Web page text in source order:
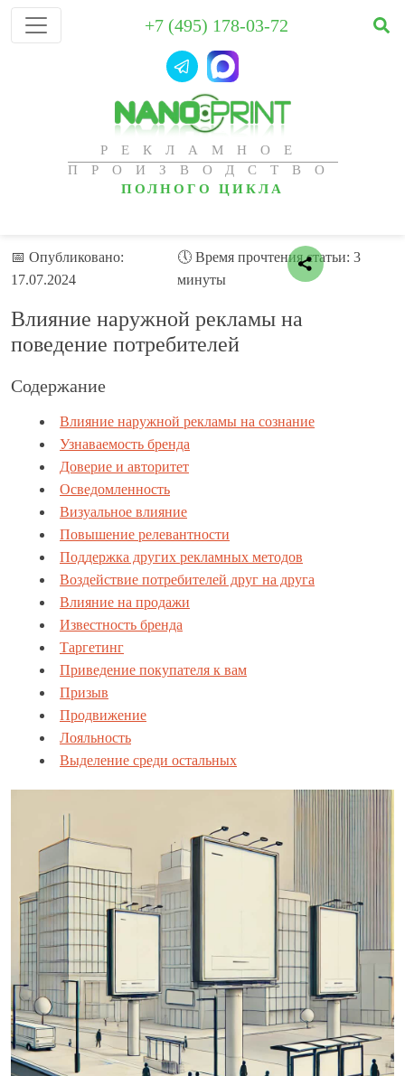
РЕКЛАМНОЕ
ПРОИЗВОДСТВО
ПОЛНОГО ЦИКЛА
+7 (495) 178-03-72
📅 Опубликовано:
17.07.2024
🕔 Время прочтения статьи: 3
минуты
Влияние наружной рекламы на
поведение потребителей
Содержание
Влияние наружной рекламы на сознание
Узнаваемость бренда
Доверие и авторитет
Осведомленность
Визуальное влияние
Повышение релевантности
Поддержка других рекламных методов
Воздействие потребителей друг на друга
Влияние на продажи
Известность бренда
Таргетинг
Приведение покупателя к вам
Призыв
Продвижение
Лояльность
Выделение среди остальных